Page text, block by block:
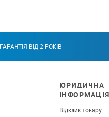
ГАРАНТІЯ ВІД 2 РОКІВ
ЮРИДИЧНА
ІНФОРМАЦІЯ
Відклик товару